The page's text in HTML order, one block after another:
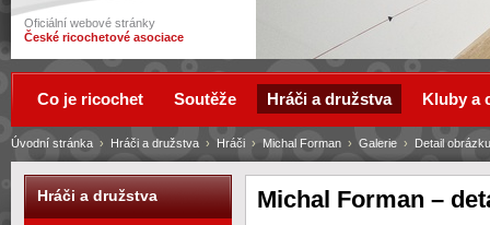
Oficiální webové stránky
České ricochetové asociace
Michal Forman –
Úvodní stránka › Hráči a družstva › Hráči › Michal Forman › Galerie › Detail obrázku
Co je ricochet Soutěže Hráči a družstva Kluby a
Hráči a družstva